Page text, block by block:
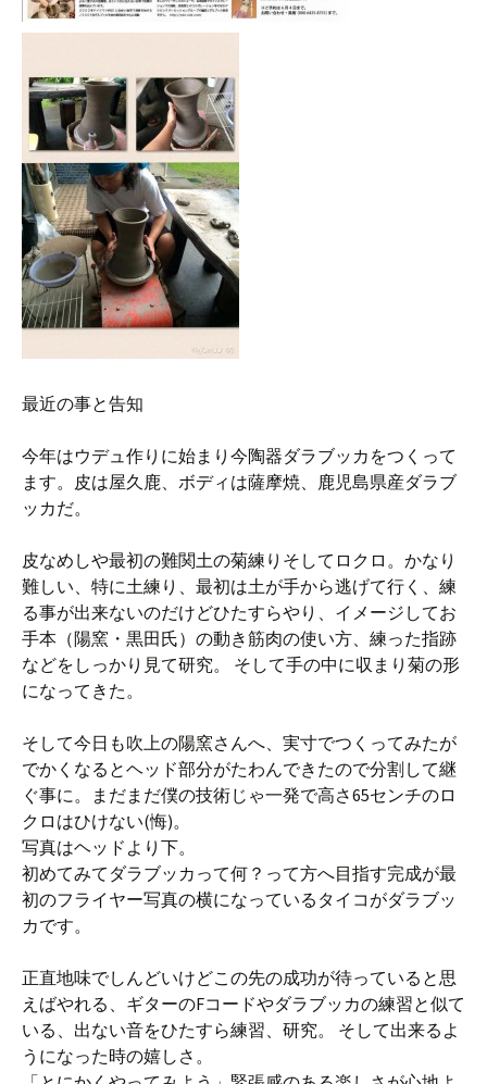
最近の事と告知
今年はウデュ作りに始まり今陶器ダラブッカをつくって
ます。皮は屋久鹿、ボディは薩摩焼、鹿児島県産ダラブ
ッカだ。
皮なめしや最初の難関土の菊練りそしてロクロ。かなり
難しい、特に土練り、最初は土が手から逃げて行く、練
る事が出来ないのだけどひたすらやり、イメージしてお
手本（陽窯・黒田氏）の動き筋肉の使い方、練った指跡
などをしっかり見て研究。 そして手の中に収まり菊の形
になってきた。
そして今日も吹上の陽窯さんへ、実寸でつくってみたが
でかくなるとヘッド部分がたわんできたので分割して継
ぐ事に。まだまだ僕の技術じゃ一発で高さ65センチのロ
クロはひけない(悔)。
写真はヘッドより下。
初めてみてダラブッカって何？って方へ目指す完成が最
初のフライヤー写真の横になっているタイコがダラブッ
カです。
正直地味でしんどいけどこの先の成功が待っていると思
えばやれる、ギターのFコードやダラブッカの練習と似て
いる、出ない音をひたすら練習、研究。 そして出来るよ
うになった時の嬉しさ。